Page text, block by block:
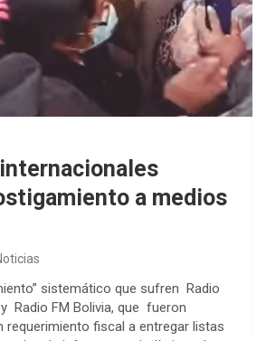
a medios
sistemático que sufren Radio
Radio FM Bolivia, que fueron
requerimiento fiscal a entregar listas